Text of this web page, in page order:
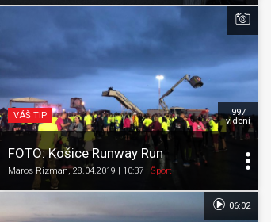
K obľúbeným
Zdieľať
VÁŠ TIP
FOTO: Košice Runway Run
Maros Rizman, 28.04.2019 | 10:37| Šport
997
videní
06:02